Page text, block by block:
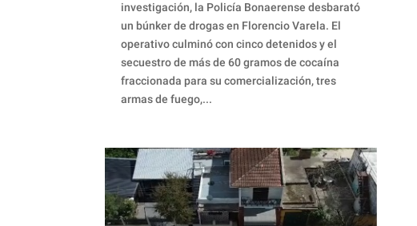
investigación, la Policía Bonaerense desbarató
un búnker de drogas en Florencio Varela. El
operativo culminó con cinco detenidos y el
secuestro de más de 60 gramos de cocaína
fraccionada para su comercialización, tres
armas de fuego,...